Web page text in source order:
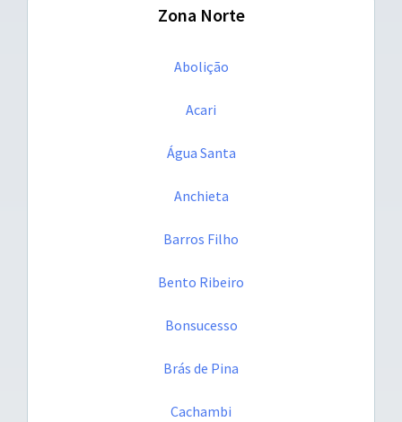
Zona Norte
Abolição
Acari
Água Santa
Anchieta
Barros Filho
Bento Ribeiro
Bonsucesso
Brás de Pina
Cachambi